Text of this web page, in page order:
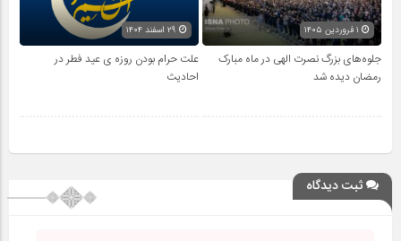
جلوه‌های بزرگ نصرت الهی در ماه مبارک
رمضان دیده شد
علت حرام بودن روزه ی عید فطر در
احادیث
ثبت دیدگاه